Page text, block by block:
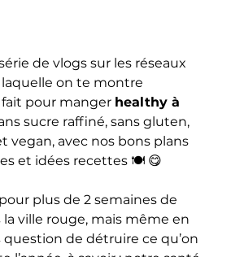
de vlogs sur les réseaux
laquelle on te montre
pour manger healthy à
sucre raffiné, sans gluten,
vegan, avec nos bons plans
et idées recettes 🍽 😋
plus de 2 semaines de
ville rouge, mais même en
question de détruire ce qu’on